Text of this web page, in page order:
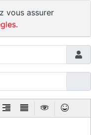
vous assurer
.